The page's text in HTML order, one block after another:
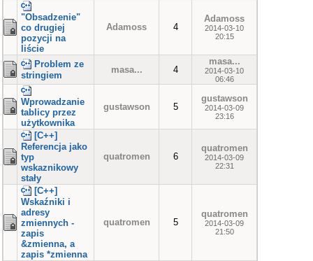
"Obsadzenie"
co drugiej
pozycji na
liście
Adamoss 4
Adamoss
2014-03-10
20:15
Problem ze
stringiem
masa... 4
masa...
2014-03-10
06:46
Wprowadzanie
tablicy przez
użytkownika
gustawson 5
gustawson
2014-03-09
23:16
[C++]
Referencja jako
typ
wskaznikowy
stały
quatromen 6
quatromen
2014-03-09
22:31
[C++]
Wskaźniki i
adresy
zmiennych -
zapis
&zmienna, a
zapis *zmienna
quatromen 5
quatromen
2014-03-09
21:50